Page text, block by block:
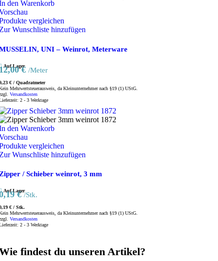
den Warenkorb
vergleichen
Wunschliste hinzufügen
UNI – Weinrot, Meterware
Auf Lager
€ /Meter
€ / Quadratmeter
Mehrwertsteuerausweis, da Kleinunternehmer nach §19 (1) UStG.
Versandkosten
2 - 3 Werktage
den Warenkorb
vergleichen
Wunschliste hinzufügen
/ Schieber weinrot, 3 mm
Auf Lager
€ /Stk.
€ / Stk.
Mehrwertsteuerausweis, da Kleinunternehmer nach §19 (1) UStG.
Versandkosten
2 - 3 Werktage
findest du unseren Artikel?